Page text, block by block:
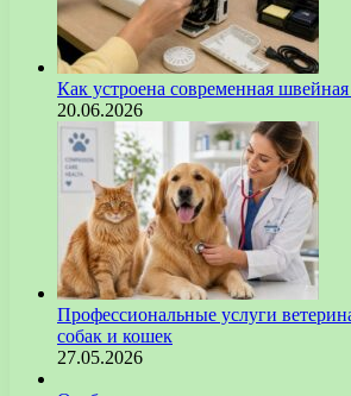
Как устроена современная
20.06.2026
Профессиональные услуги
собак и кошек
27.05.2026